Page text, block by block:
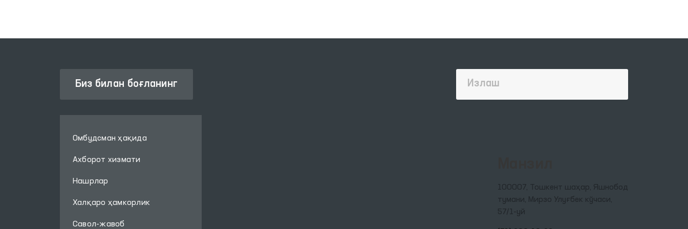
Биз билан боғланинг
Омбудсман ҳақида
Ахборот хизмати
Нашрлар
Халқаро ҳамкорлик
Савол-жавоб
100007, Тошкент шаҳар, Яшнобод
тумани, Мирзо Улуғбек кўчаси,
57/1-уй